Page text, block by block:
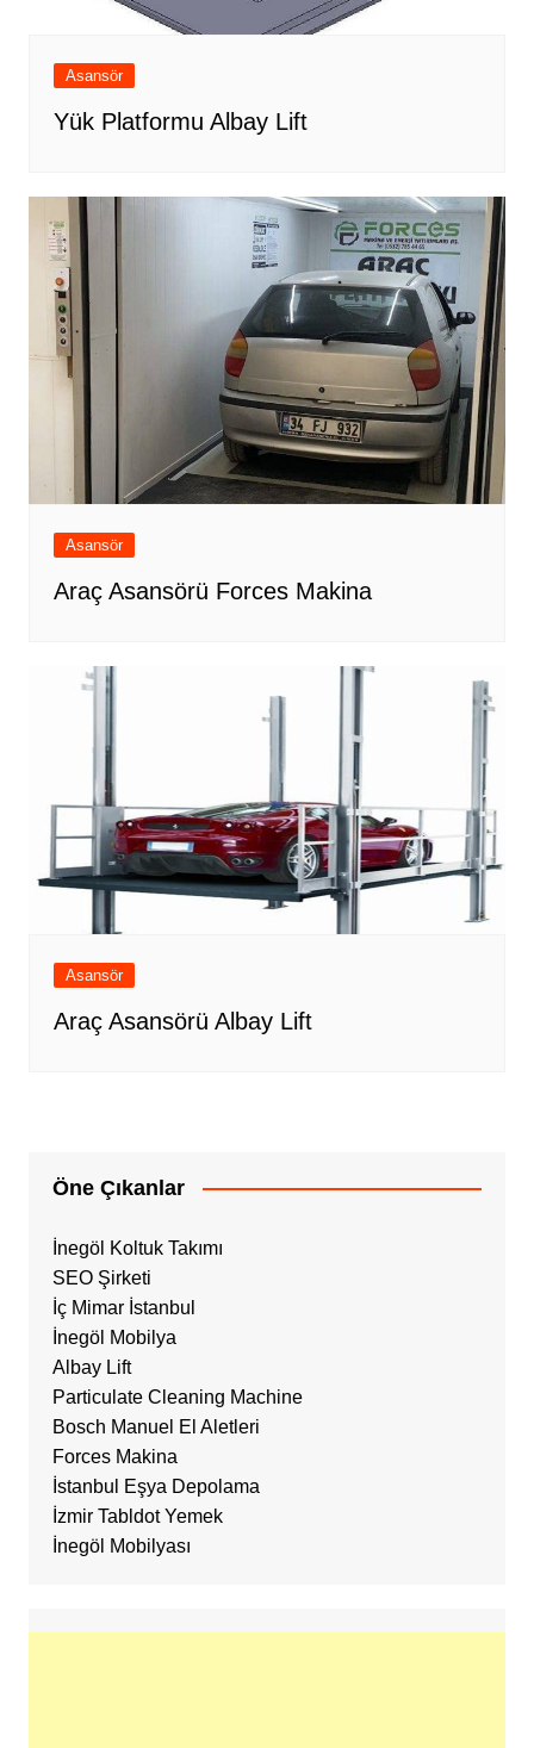
Asansör
Yük Platformu Albay Lift
Asansör
Araç Asansörü Forces Makina
Asansör
Araç Asansörü Albay Lift
Öne Çıkanlar
İnegöl Koltuk Takımı
SEO Şirketi
İç Mimar İstanbul
İnegöl Mobilya
Albay Lift
Particulate Cleaning Machine
Bosch Manuel El Aletleri
Forces Makina
İstanbul Eşya Depolama
İzmir Tabldot Yemek
İnegöl Mobilyası